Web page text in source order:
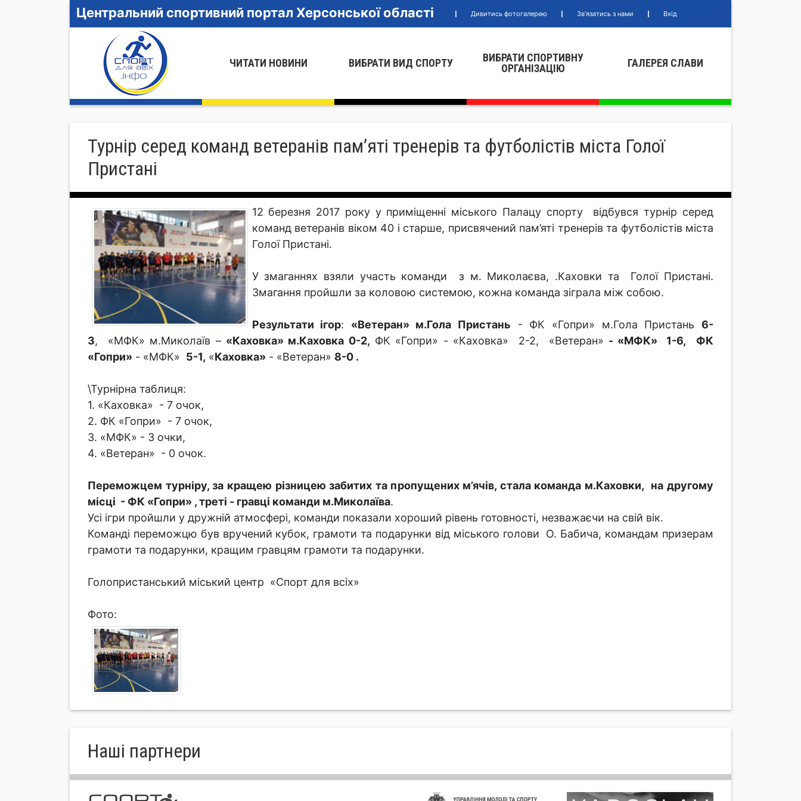
Центральний спортивний портал Херсонської області Дивитись фотогалерею Зв'язатись з нами Вхід
ЧИТАТИ НОВИНИ ВИБРАТИ ВИД СПОРТУ
ВИБРАТИ СПОРТИВНУ
ОРГАНIЗАЦIЮ
ГАЛЕРЕЯ СЛАВИ
Турнір серед команд ветеранів пам’яті тренерів та футболістів міста Голої
Пристані
12 березня 2017 року у приміщенні міського Палацу спорту відбувся турнір серед
команд ветеранів віком 40 і старше, присвячений пам’яті тренерів та футболістів міста
Голої Пристані.
У змаганнях взяли участь команди з м. Миколаєва, .Каховки та Голої Пристані.
Змагання пройшли за коловою системою, кожна команда зіграла між собою.
Результати ігор: «Ветеран» м.Гола Пристань - ФК «Гопри» м.Гола Пристань6-
3, «МФК» м.Миколаїв – «Каховка» м.Каховка 0-2, ФК «Гопри» - «Каховка» 2-2, «Ветеран» - «МФК» 1-6,
ФК
«Гопри» - «МФК» 5-1, «Каховка» - «Ветеран» 8-0 .
\Турнірна таблиця:
1. «Каховка» - 7 очок,
2. ФК «Гопри» - 7 очок,
3. «МФК» - 3 очки,
4. «Ветеран» - 0 очок.
Переможцем турніру, за кращею різницею забитих та пропущених м’ячів, стала команда м.Каховки, на другому
місці - ФК «Гопри» , треті - гравці команди м.Миколаїва.
Усі ігри пройшли у дружній атмосфері, команди показали хороший рівень готовності, незважаєчи на свій вік.
Команді переможцю був вручений кубок, грамоти та подарунки від міського голови О. Бабича, командам призерам
грамоти та подарунки, кращим гравцям грамоти та подарунки.
Голопристанський міський центр «Спорт для всіх»
Фото:
Нашi партнери